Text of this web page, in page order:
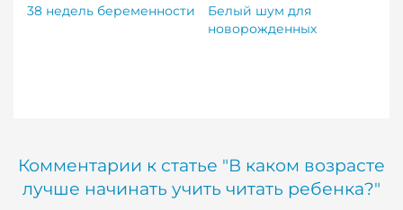
38 недель беременности
Белый шум для
новорожденных
Комментарии к статье "В каком возрасте
лучше начинать учить читать ребенка?"